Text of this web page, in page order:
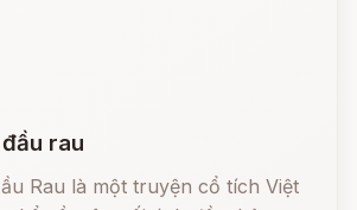
rau
Rau là một truyện cổ tích Việt